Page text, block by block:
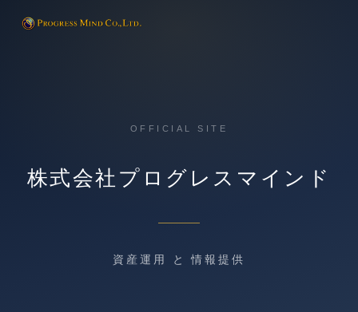
OFFICIAL SITE
株式会社プログレスマインド
資産運用 と 情報提供